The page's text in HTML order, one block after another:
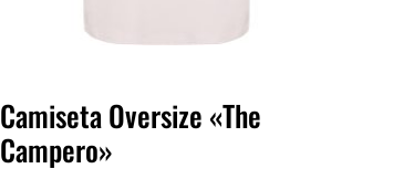
Camiseta Oversize «The
Campero»